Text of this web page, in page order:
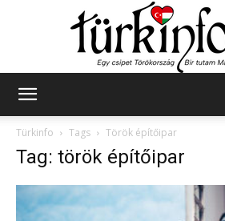
Türkinfo
Tags Török építőipar
Tag: török építőipar